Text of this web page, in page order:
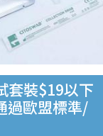
套裝$19以下
過歐盟標準/